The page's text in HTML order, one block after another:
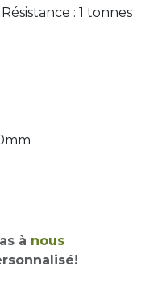
Résistance : 1 tonnes
à nous